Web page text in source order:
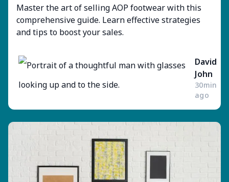
Master the art of selling AOP footwear with this
comprehensive guide. Learn effective strategies
and tips to boost your sales.
David
John
30min
ago